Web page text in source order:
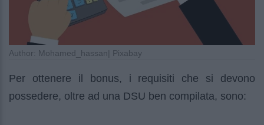
Author: Mohamed_hassan| Pixabay
Per ottenere il bonus, i requisiti che si devono
possedere, oltre ad una DSU ben compilata, sono: